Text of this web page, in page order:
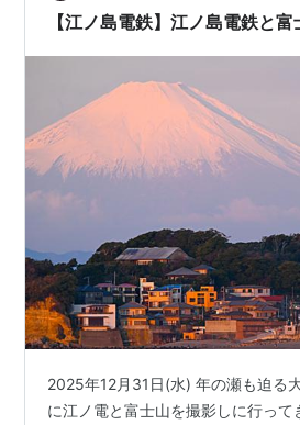
をしながら海原を眺めます テラス
【江ノ島電鉄】江ノ島電鉄と
2025年12月31日(水) 年の瀬も迫る
に江ノ電と富士山を撮影しに行って